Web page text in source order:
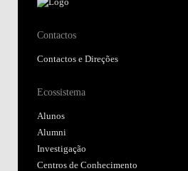
Contactos
Contactos e Direções
Ecossistema
Alunos
Alumni
Investigação
Centros de Conhecimento